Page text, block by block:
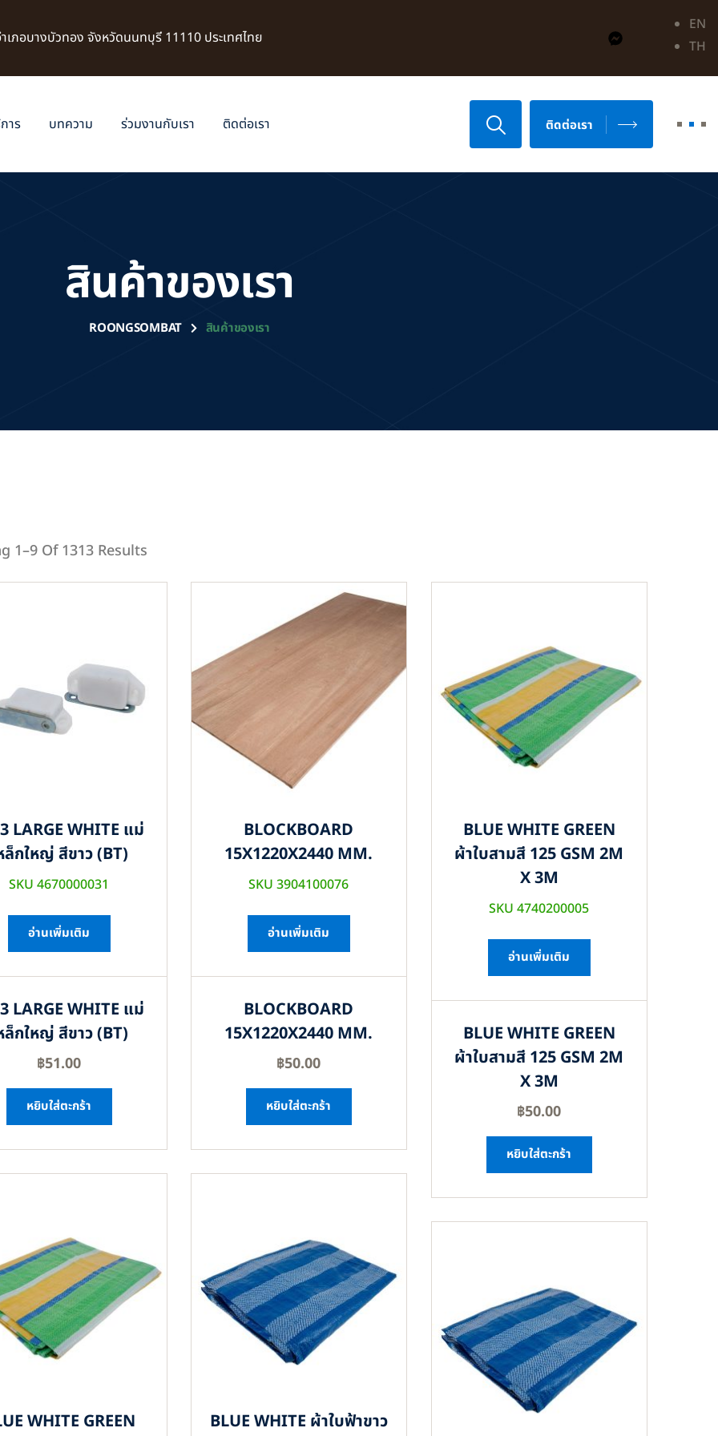
เภอบางบัวทอง จังหวัดนนทบุรี 11110 ประเทศไทย
EN
TH
าร บทความ ร่วมงานกับเรา ติดต่อเรา ติดต่อเรา
สินค้าของเรา
ROONGSOMBAT สินค้าของเรา
1–9 Of 1313 Results
LARGE WHITE แม่
ล็กใหญ่ สีขาว (BT)
SKU 4670000031
อ่านเพิ่มเติม
LARGE WHITE แม่
ล็กใหญ่ สีขาว (BT)
฿51.00
หยิบใส่ตะกร้า
BLOCKBOARD
15X1220X2440 MM.
SKU 3904100076
อ่านเพิ่มเติม
BLOCKBOARD
15X1220X2440 MM.
฿50.00
หยิบใส่ตะกร้า
BLUE WHITE GREEN
ผ้าใบสามสี 125 GSM 2M
X 3M
SKU 4740200005
อ่านเพิ่มเติม
BLUE WHITE GREEN
ผ้าใบสามสี 125 GSM 2M
X 3M
฿50.00
หยิบใส่ตะกร้า
WHITE GREEN
BLUE WHITE ผ้าใบฟ้าขาว